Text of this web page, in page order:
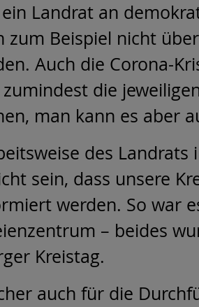
Landrat an
Beispiel nicht
Auch die Corona-
die
man kann es aber
des Landrats
sein, dass unsere
werden. So war
– beides
Kreistag.
auch für die